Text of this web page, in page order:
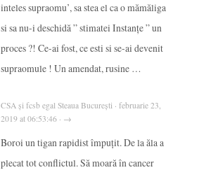
inteles supraomu’, sa stea el ca o mămăliga
si sa nu-i deschidă ” stimatei Instanțe ” un
proces ?! Ce-ai fost, ce esti si se-ai devenit
supraomule ! Un amendat, rusine …
CSA și fcsb egal Steaua București · februarie 23,
2019 at 06:53:46 · →
Boroi un tigan rapidist împuțit. De la ăla a
plecat tot conflictul. Să moară în cancer